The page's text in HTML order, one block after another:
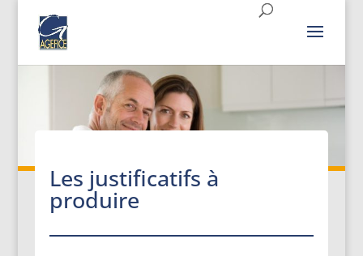
Les justificatifs à
produire